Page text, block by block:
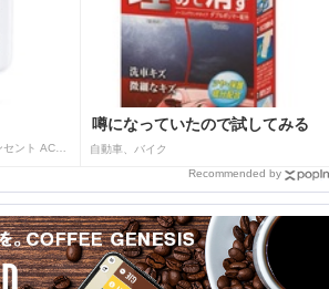
噂になっていたので試してみる
自動車、バイク
Recommended by